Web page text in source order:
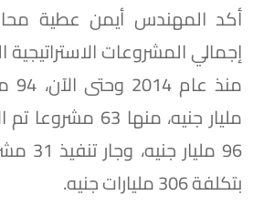
أكد المهندس أيمن عطية
إجمالي المشروعات الاستراتيجية
مليار جنيه، منها
96
بتكلفة 306 مليارات جنيه.